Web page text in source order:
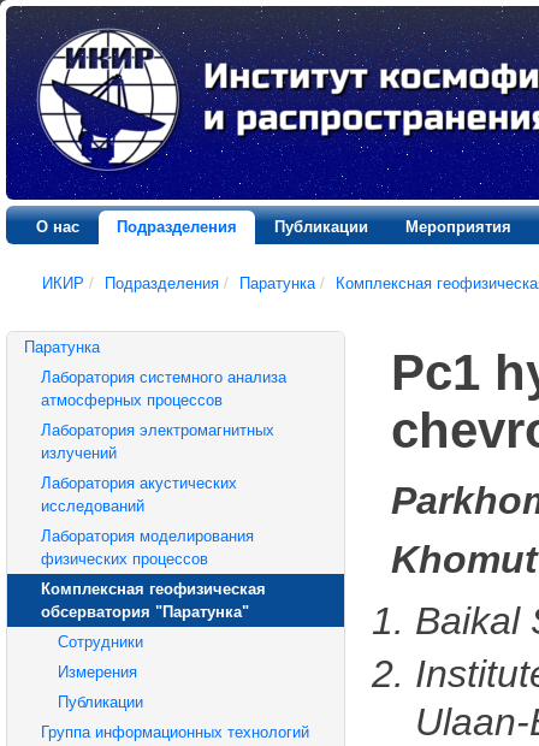
О нас Подразделения Публикации Мероприятия
ИКИР / Подразделения / Паратунка / Комплексная
Паратунка
Лаборатория системного анализа
атмосферных процессов
Лаборатория электромагнитных
излучений
Лаборатория акустических
исследований
Лаборатория моделирования
физических процессов
Комплексная геофизическая
обсерватория "Паратунка"
Сотрудники
Измерения
Публикации
Группа информационных технологий
Pc1
Baikal